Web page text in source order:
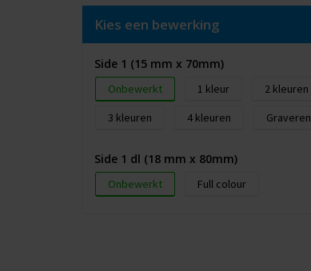
Kies een bewerking
Side 1 (15 mm x 70mm)
Onbewerkt 1
2
3
4 Graveren
Side 1 dl (18 mm x 80mm)
Onbewerkt Full colour